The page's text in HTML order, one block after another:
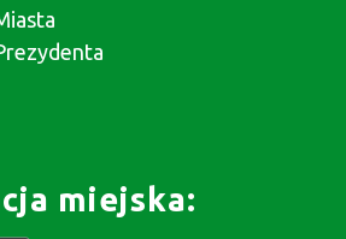
miejska: